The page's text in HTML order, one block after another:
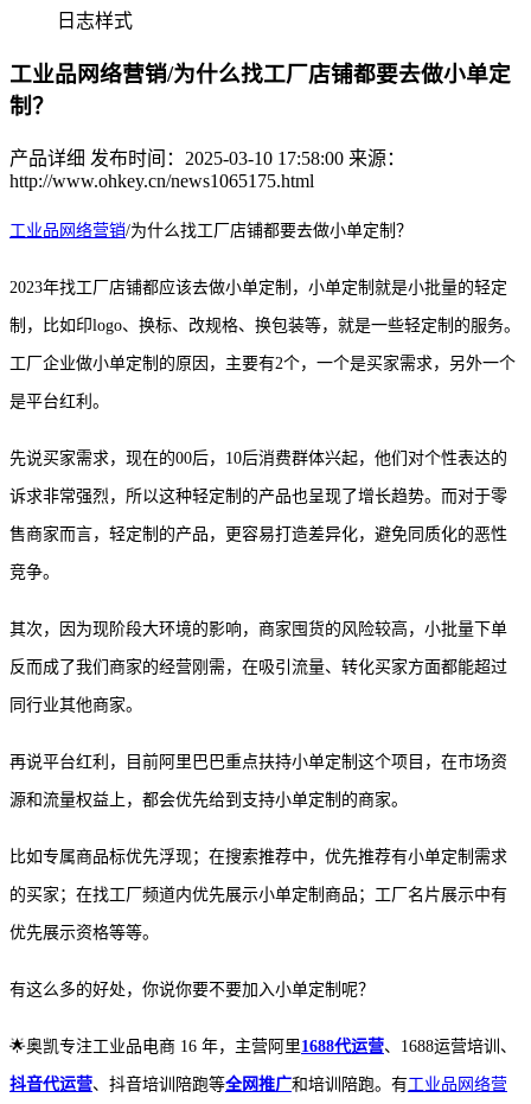
日志样式
工业品网络营销/为什么找工厂店铺都要去做小单定
制？
产品详细 发布时间：2025-03-10 17:58:00 来源：
http://www.ohkey.cn/news1065175.html
工业品网络营销/为什么找工厂店铺都要去做小单定制？
2023年找工厂店铺都应该去做小单定制，小单定制就是小批量的轻定
制，比如印logo、换标、改规格、换包装等，就是一些轻定制的服务。
工厂企业做小单定制的原因，主要有2个，一个是买家需求，另外一个
是平台红利。
先说买家需求，现在的00后，10后消费群体兴起，他们对个性表达的
诉求非常强烈，所以这种轻定制的产品也呈现了增长趋势。而对于零
售商家而言，轻定制的产品，更容易打造差异化，避免同质化的恶性
竞争。
其次，因为现阶段大环境的影响，商家囤货的风险较高，小批量下单
反而成了我们商家的经营刚需，在吸引流量、转化买家方面都能超过
同行业其他商家。
再说平台红利，目前阿里巴巴重点扶持小单定制这个项目，在市场资
源和流量权益上，都会优先给到支持小单定制的商家。
比如专属商品标优先浮现；在搜索推荐中，优先推荐有小单定制需求
的买家；在找工厂频道内优先展示小单定制商品；工厂名片展示中有
优先展示资格等等。
有这么多的好处，你说你要不要加入小单定制呢？
🌟奥凯专注工业品电商 16 年，主营阿里1688代运营、1688运营培训、
抖音代运营、抖音培训陪跑等全网推广和培训陪跑。有工业品网络营